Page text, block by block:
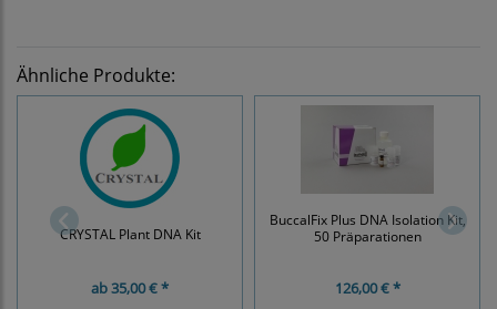
Ähnliche Produkte:
CRYSTAL Plant DNA Kit
ab35,00 € *
BuccalFix Plus DNA Isolation Kit,
50 Präparationen
126,00 € *